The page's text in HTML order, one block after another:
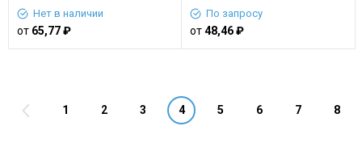
Нет в наличии
от 65,77 ₽
Compliant
По запросу
от48,46 ₽
1 2 3 4 5 6 7 8